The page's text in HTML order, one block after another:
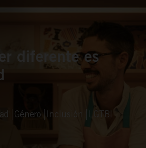
diferente es
Género Inclusión LGTBI